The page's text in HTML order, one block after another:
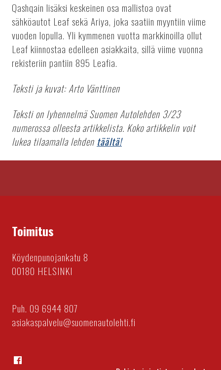
Qashqain lisäksi keskeinen osa mallistoa ovat
sähköautot Leaf sekä Ariya, joka saatiin myyntiin viime
vuoden lopulla. Yli kymmenen vuotta markkinoilla ollut
Leaf kiinnostaa edelleen asiakkaita, sillä viime vuonna
rekisteriin pantiin 895 Leafia.
Teksti ja kuvat: Arto Vänttinen
Teksti on lyhennelmä Suomen Autolehden 3/23
numerossa olleesta artikkelista. Koko artikkelin voit
lukea tilaamalla lehden täältä!
Toimitus
Köydenpunojankatu 8
00180 HELSINKI
Puh. 09 6944 807
asiakaspalvelu@suomenautolehti.fi